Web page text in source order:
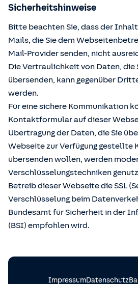
Sicherheitshinweise
Bitte beachten Sie, dass der
Mails, die Sie dem
Mail-Provider senden, nicht
Die Vertraulichkeit von Daten, die
übersenden, kann gegenüber
werden.
Für eine sichere Kommunikation
Kontaktformular auf dieser
Übertragung der Daten, die Sie
Webseite zur Verfügung
übersenden wollen, werden
Verschlüsselungstechniken
Betreib dieser Webseite die SSL
Verschlüsselung beim
Bundesamt für Sicherheit in der
(BSI) empfohlen wird.
ImpressumDatenschutz